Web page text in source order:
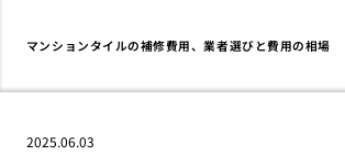
マンションタイルの補修費用、業者選びと費用の相場
2025.06.03